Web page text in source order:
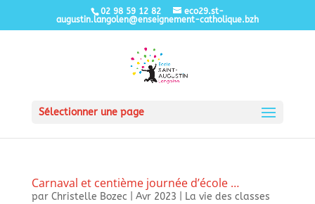
02 98 59 12 82
eco29.st-
augustin.langolen@enseignement-catholique.bzh
Sélectionner une page
Carnaval et centième journée d’école …
par Christelle Bozec Avr 2023 La vie des classes